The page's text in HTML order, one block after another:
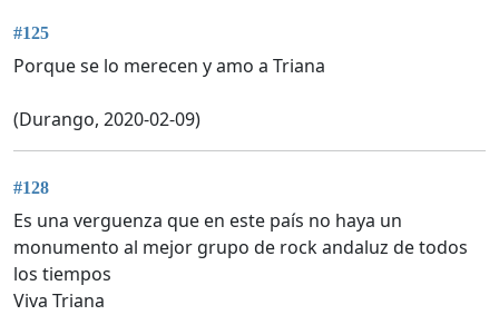
#125
Porque se lo merecen y amo a Triana
(Durango, 2020-02-09)
#128
Es una verguenza que en este país no haya un
monumento al mejor grupo de rock andaluz de todos
los tiempos
Viva Triana